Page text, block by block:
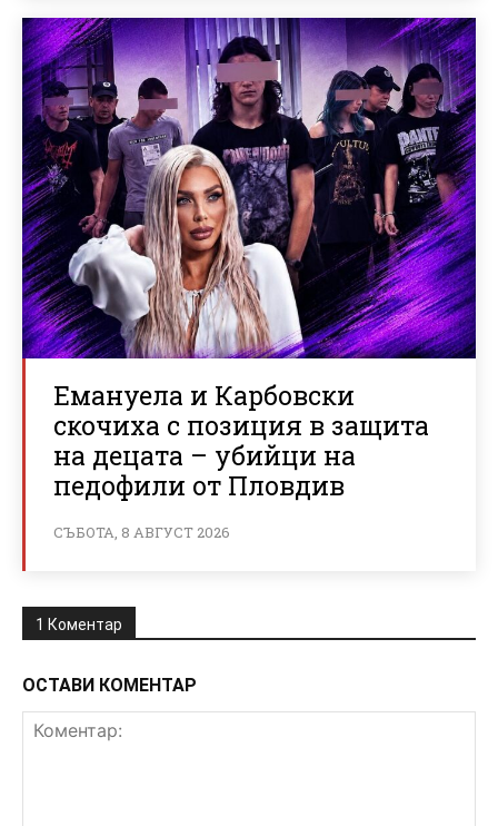
Емануела и Карбовски
скочиха с позиция в защита
на децата – убийци на
педофили от Пловдив
СЪБОТА, 8 АВГУСТ 2026
1 Коментар
ОСТАВИ КОМЕНТАР